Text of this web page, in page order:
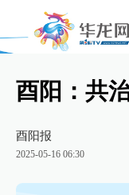
酉阳：共
酉阳报
2025-05-16 06:30